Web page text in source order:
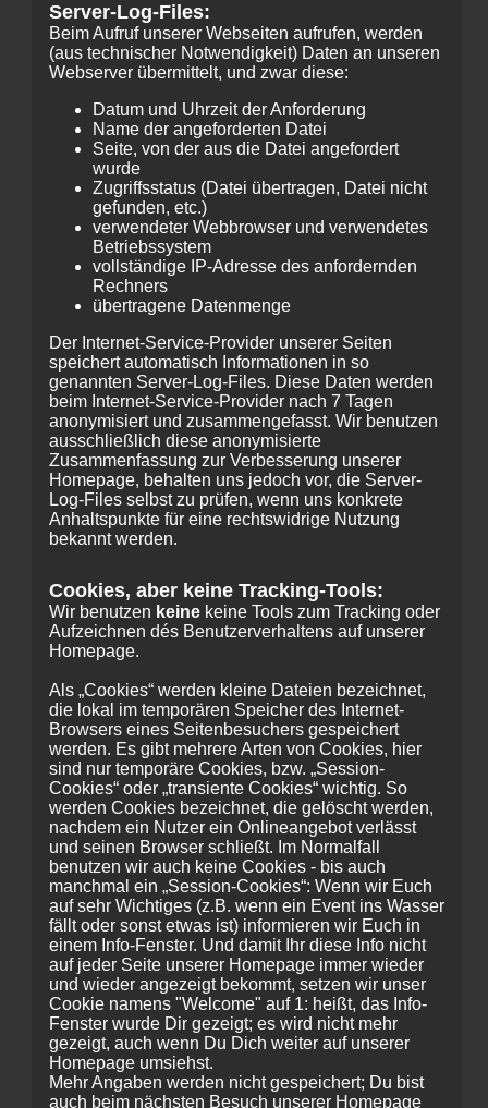
Server-Log-Files:
Beim Aufruf unserer Webseiten aufrufen, werden
(aus technischer Notwendigkeit) Daten an unseren
Webserver übermittelt, und zwar diese:
Datum und Uhrzeit der Anforderung
Name der angeforderten Datei
Seite, von der aus die Datei angefordert
wurde
Zugriffsstatus (Datei übertragen, Datei nicht
gefunden, etc.)
verwendeter Webbrowser und verwendetes
Betriebssystem
vollständige IP-Adresse des anfordernden
Rechners
übertragene Datenmenge
Der Internet-Service-Provider unserer Seiten
speichert automatisch Informationen in so
genannten Server-Log-Files. Diese Daten werden
beim Internet-Service-Provider nach 7 Tagen
anonymisiert und zusammengefasst. Wir benutzen
ausschließlich diese anonymisierte
Zusammenfassung zur Verbesserung unserer
Homepage, behalten uns jedoch vor, die Server-
Log-Files selbst zu prüfen, wenn uns konkrete
Anhaltspunkte für eine rechtswidrige Nutzung
bekannt werden.
Cookies, aber keine Tracking-Tools:
Wir benutzen keine keine Tools zum Tracking oder
Aufzeichnen dés Benutzerverhaltens auf unserer
Homepage.
Als „Cookies“ werden kleine Dateien bezeichnet,
die lokal im temporären Speicher des Internet-
Browsers eines Seitenbesuchers gespeichert
werden. Es gibt mehrere Arten von Cookies, hier
sind nur temporäre Cookies, bzw. „Session-
Cookies“ oder „transiente Cookies“ wichtig. So
werden Cookies bezeichnet, die gelöscht werden,
nachdem ein Nutzer ein Onlineangebot verlässt
und seinen Browser schließt. Im Normalfall
benutzen wir auch keine Cookies - bis auch
manchmal ein „Session-Cookies“: Wenn wir Euch
auf sehr Wichtiges (z.B. wenn ein Event ins Wasser
fällt oder sonst etwas ist) informieren wir Euch in
einem Info-Fenster. Und damit Ihr diese Info nicht
auf jeder Seite unserer Homepage immer wieder
und wieder angezeigt bekommt, setzen wir unser
Cookie namens "Welcome" auf 1: heißt, das Info-
Fenster wurde Dir gezeigt; es wird nicht mehr
gezeigt, auch wenn Du Dich weiter auf unserer
Homepage umsiehst.
Mehr Angaben werden nicht gespeichert; Du bist
auch beim nächsten Besuch unserer Homepage